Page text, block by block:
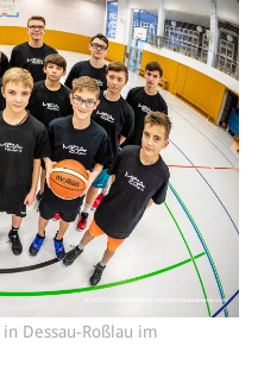
Dessau-Roßlau im